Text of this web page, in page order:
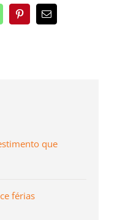
PinterestEmail
(necessário
que
férias